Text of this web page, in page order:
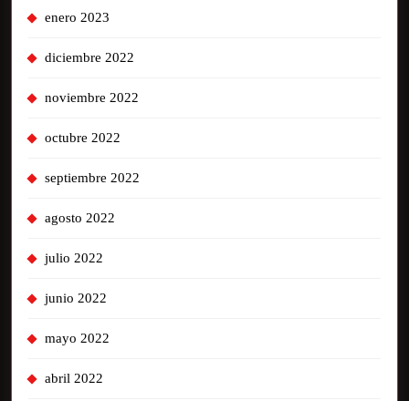
enero 2023
diciembre 2022
noviembre 2022
octubre 2022
septiembre 2022
agosto 2022
julio 2022
junio 2022
mayo 2022
abril 2022